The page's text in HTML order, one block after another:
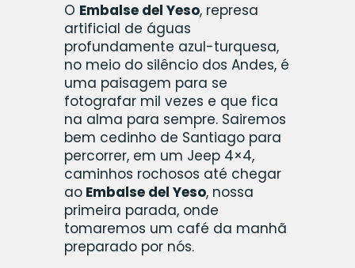
O Embalse del Yeso, represa
artificial de águas
profundamente azul-turquesa,
no meio do silêncio dos Andes, é
uma paisagem para se
fotografar mil vezes e que fica
na alma para sempre. Sairemos
bem cedinho de Santiago para
percorrer, em um Jeep 4×4,
caminhos rochosos até chegar
aoEmbalse del Yeso, nossa
primeira parada, onde
tomaremos um café da manhã
preparado por nós.